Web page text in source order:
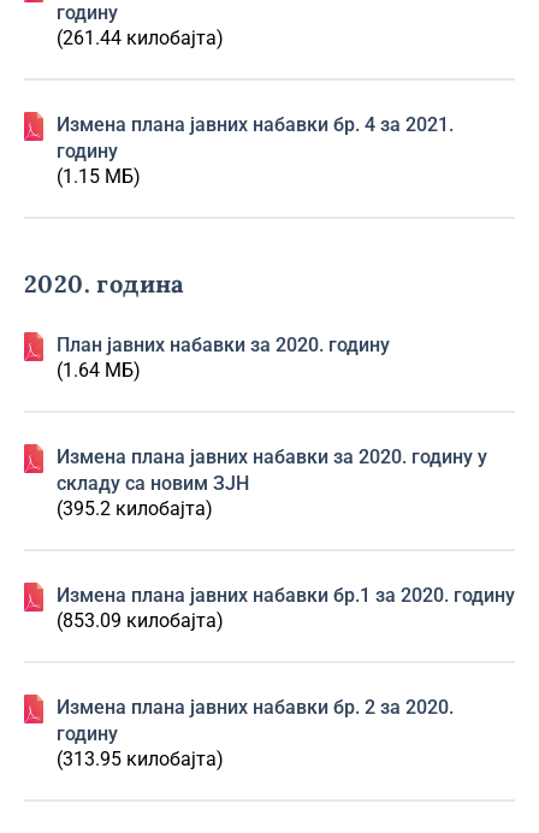
годину
(261.44 килобајта)
Изменa плана јавних набавки бр. 4 за 2021.
годину
(1.15 МБ)
2020. година
План јавних набавки за 2020. годину
(1.64 МБ)
Измена плана јавних набавки за 2020. годину у
складу са новим ЗЈН
(395.2 килобајта)
Измена плана јавних набавки бр.1 за 2020. годину
(853.09 килобајта)
Измена плана јавних набавки бр. 2 за 2020.
годину
(313.95 килобајта)